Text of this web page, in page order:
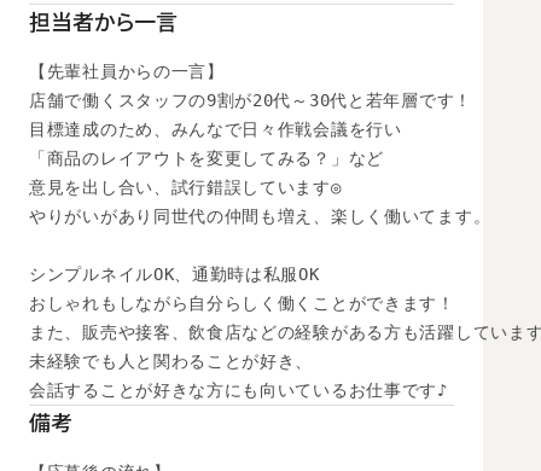
担当者から一言
【先輩社員からの一言】
店舗で働くスタッフの9割が20代～30代と若年層です！
目標達成のため、みんなで日々作戦会議を行い
「商品のレイアウトを変更してみる？」など
意見を出し合い、試行錯誤しています◎
やりがいがあり同世代の仲間も増え、楽しく働いてます。
シンプルネイルOK、通勤時は私服OK
おしゃれもしながら自分らしく働くことができます！
また、販売や接客、飲食店などの経験がある方も活躍していま
未経験でも人と関わることが好き、
会話することが好きな方にも向いているお仕事です♪
備考